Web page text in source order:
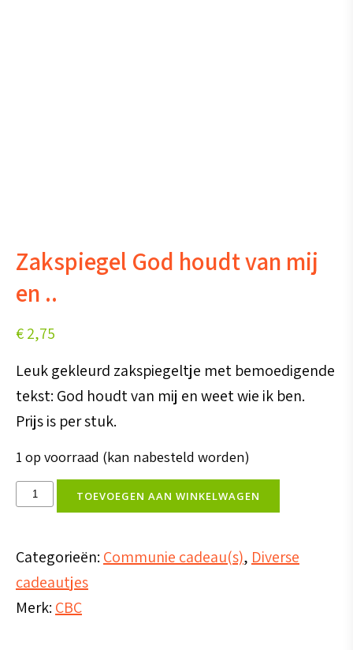
Zakspiegel God houdt van mij
en ..
€2,75
Leuk gekleurd zakspiegeltje met bemoedigende
tekst: God houdt van mij en weet wie ik ben.
Prijs is per stuk.
1 op voorraad (kan nabesteld worden)
Zakspiegel
van
mij
en
TOEVOEGEN AAN WINKELWAGEN
Categorieën: Communie cadeau(s), Diverse
cadeautjes
Merk: CBC